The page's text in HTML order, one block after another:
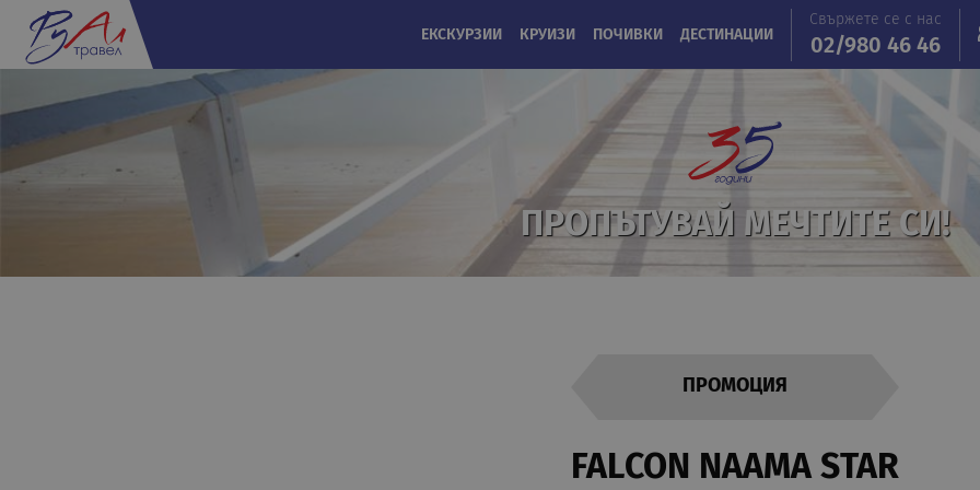
ЕКСКУРЗИИ КРУИЗИ ПОЧИВКИ ДЕСТИНАЦИИ
Свържете се с нас
02/980 46 46
ПРОПЪТУВАЙ МЕЧТИТЕ СИ!
ПРОМОЦИЯ
FALCON NAAMA STAR